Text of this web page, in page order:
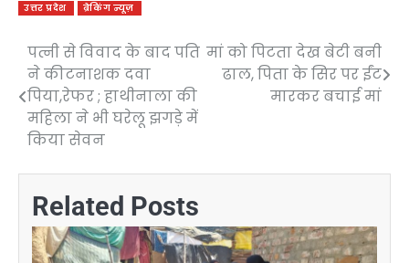
उत्तर प्रदेश ब्रेकिंग न्यूज़
Post
navigation
पत्नी से विवाद के बाद पति
ने कीटनाशक दवा
पिया,रेफर ; हाथीनाला की
महिला ने भी घरेलू झगड़े में
किया सेवन
मां को पिटता देख बेटी बनी
ढाल, पिता के सिर पर ईंट
मारकर बचाई मां
Related Posts